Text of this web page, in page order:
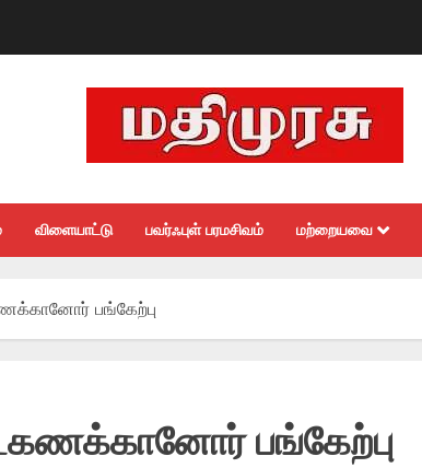
விளையாட்டு பவர்ஃபுள் பரமசிவம் மற்றையவை
பங்கேற்பு
பங்கேற்பு